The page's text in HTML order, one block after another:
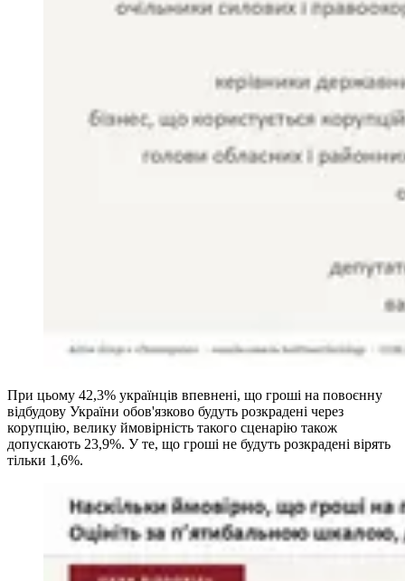
При цьому 42,3% українців впевнені, що гроші на повоєнну
відбудову України обов'язково будуть розкрадені через
корупцію, велику ймовірність такого сценарію також
допускають 23,9%. У те, що гроші не будуть розкрадені вірять
тільки 1,6%.